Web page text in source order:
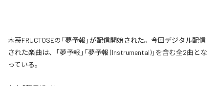
木苺FRUCTOSEの「夢予報」が配信開始された。今回デジタル配信
された楽曲は、「夢予報」「夢予報 (Instrumental)」を含む全2曲とな
っている。